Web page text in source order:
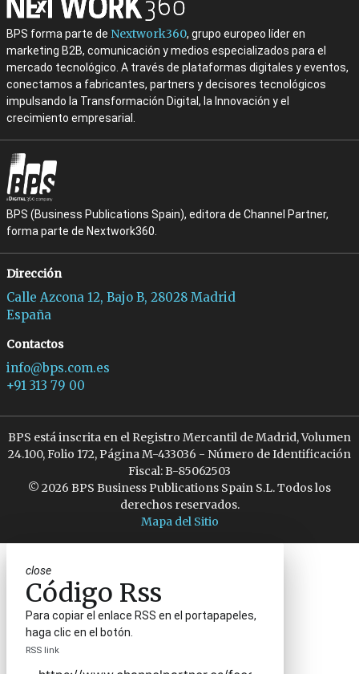
BPS forma parte de Nextwork360, grupo europeo líder en
marketing B2B, comunicación y medios especializados para el
mercado tecnológico. A través de plataformas digitales y eventos,
conectamos a fabricantes, partners y decisores tecnológicos
impulsando la Transformación Digital, la Innovación y el
crecimiento empresarial.
BPS (Business Publications Spain), editora de Channel Partner,
forma parte de Nextwork360.
Dirección
Calle Azcona 12, Bajo B, 28028 Madrid
España
Contactos
info@bps.com.es
+91 313 79 00
BPS está inscrita en el Registro Mercantil de Madrid, Volumen
24.100, Folio 172, Página M-433036 - Número de Identificación
Fiscal: B-85062503
© 2026 BPS Business Publications Spain S.L. Todos los
derechos reservados.
Mapa del Sitio
close
Código Rss
Para copiar el enlace RSS en el portapapeles,
haga clic en el botón.
RSS link